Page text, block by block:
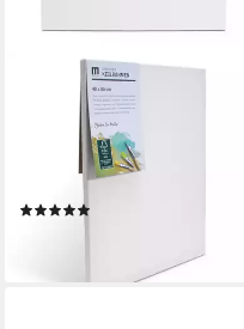
M MERCEO
Leinwand, 5er-Set Leinwand
40x50cm (zum Bemalen,
Baumwolle, Keilrahmen,
280g/m)
lieferbar - in 2-3 Werktagen bei dir